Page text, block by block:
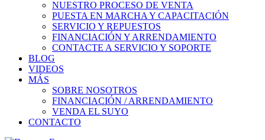
NUESTRO PROCESO DE VENTA
PUESTA EN MARCHA Y CAPACITACIÓN
SERVICIO Y REPUESTOS
FINANCIACIÓN Y ARRENDAMIENTO
CONTACTE A SERVICIO Y SOPORTE
BLOG
VIDEOS
MÁS
SOBRE NOSOTROS
FINANCIACIÓN / ARRENDAMIENTO
VENDA EL SUYO
CONTACTO